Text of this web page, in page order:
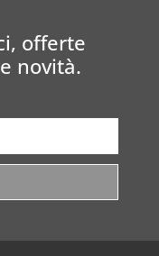
offerte
novità.